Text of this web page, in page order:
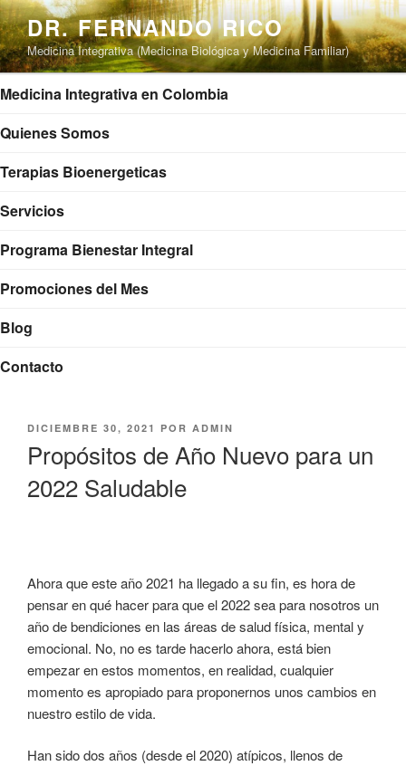
Saltar
al
contenido
DR. FERNANDO RICO
Medicina Integrativa (Medicina Biológica y Medicina Familiar)
Medicina Integrativa en Colombia
Quienes Somos
Terapias Bioenergeticas
Servicios
Programa Bienestar Integral
Promociones del Mes
Blog
Contacto
PUBLICADO
DICIEMBRE 30, 2021 POR ADMIN
Propósitos de Año Nuevo para un
2022 Saludable
Ahora que este año 2021 ha llegado a su fin, es hora de
pensar en qué hacer para que el 2022 sea para nosotros un
año de bendiciones en las áreas de salud física, mental y
emocional. No, no es tarde hacerlo ahora, está bien
empezar en estos momentos, en realidad, cualquier
momento es apropiado para proponernos unos cambios en
nuestro estilo de vida.
Han sido dos años (desde el 2020) atípicos, llenos de